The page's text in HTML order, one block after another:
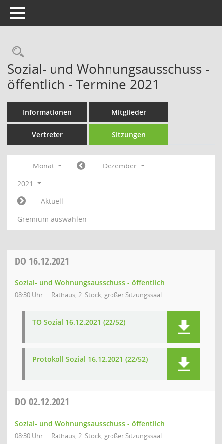
Toggle navigation
Rechercheauswahl
Sozial- und Wohnungsausschuss -
öffentlich - Termine 2021
Informationen Mitglieder
Vertreter Sitzungen
Monat
Dezember
2021
Aktuell
Gremium auswählen
DO 16.12.2021
Sozial- und Wohnungsausschuss - öffentlich
08:30 Uhr Rathaus, 2. Stock, großer Sitzungssaal
TO Sozial 16.12.2021 (22/52)
Protokoll Sozial 16.12.2021 (22/52)
DO 02.12.2021
Sozial- und Wohnungsausschuss - öffentlich
08:30 Uhr Rathaus, 2. Stock, großer Sitzungssaal